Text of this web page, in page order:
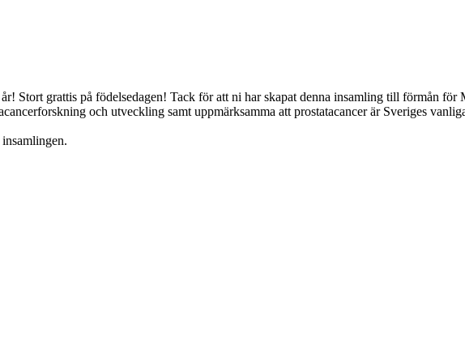
Stort grattis på födelsedagen! Tack för att ni har skapat denna insamling till förmån för
och utveckling samt uppmärksamma att prostatacancer är Sveriges